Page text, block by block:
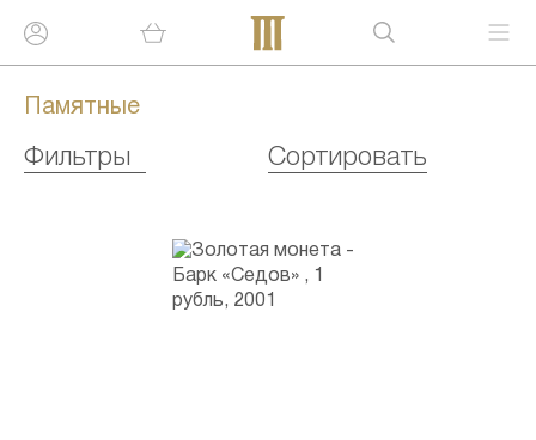
Памятные
Фильтры Сортировать